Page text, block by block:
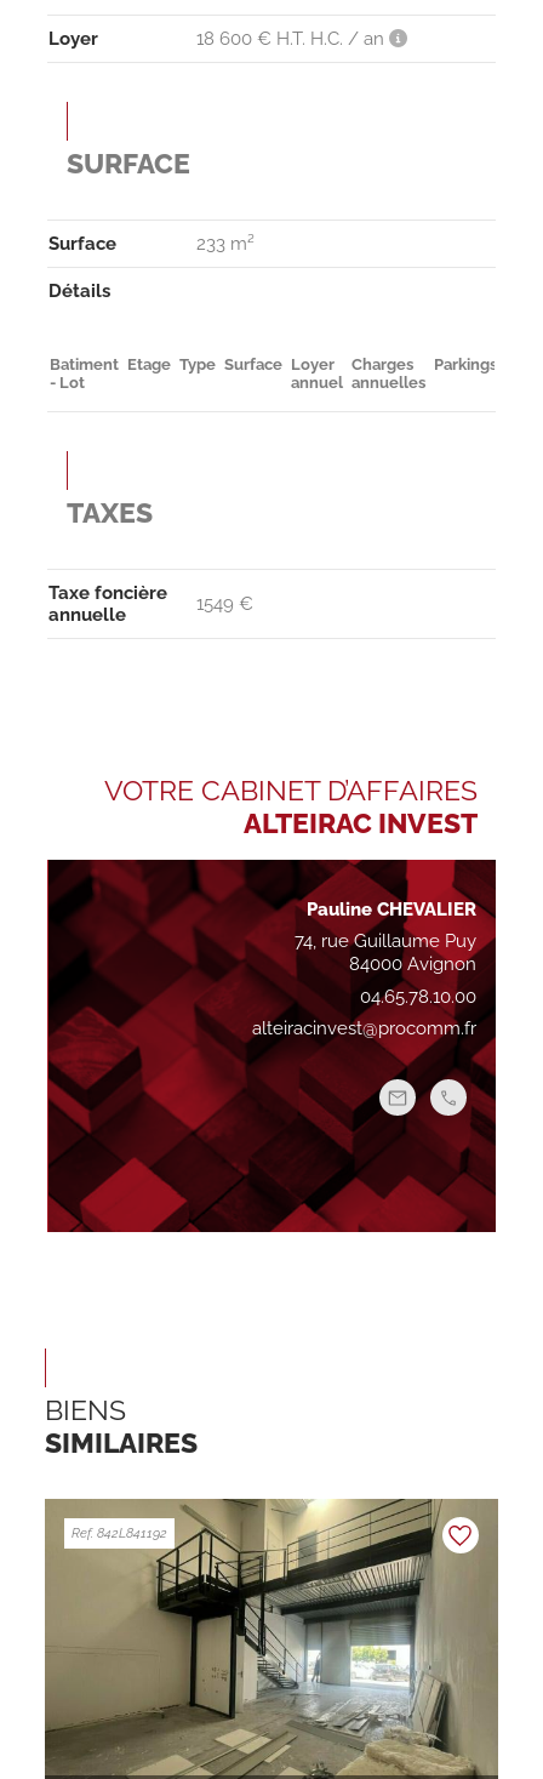
Loyer 18 600 € H.T. H.C. / an
SURFACE
Surface 233 m²
Détails
Batiment
- Lot
Etage Type Surface Loyer
annuel
Charges
annuelles
Parkings
TAXES
Taxe foncière
annuelle
1549 €
VOTRE CABINET D’AFFAIRES
ALTEIRAC INVEST
Pauline CHEVALIER
74, rue Guillaume Puy
84000 Avignon
04.65.78.10.00
alteiracinvest@procomm.fr
BIENS
SIMILAIRES
Ref. 842L841192